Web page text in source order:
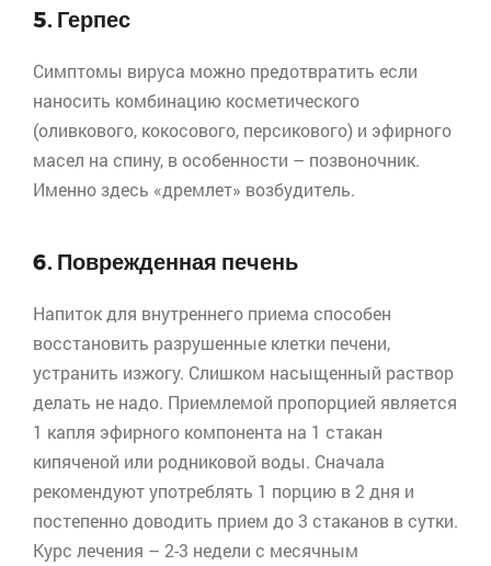
5. Герпес
Симптомы вируса можно предотвратить если
наносить комбинацию косметического
(оливкового, кокосового, персикового) и эфирного
масел на спину, в особенности – позвоночник.
Именно здесь «дремлет» возбудитель.
6. Поврежденная печень
Напиток для внутреннего приема способен
восстановить разрушенные клетки печени,
устранить изжогу. Слишком насыщенный раствор
делать не надо. Приемлемой пропорцией является
1 капля эфирного компонента на 1 стакан
кипяченой или родниковой воды. Сначала
рекомендуют употреблять 1 порцию в 2 дня и
постепенно доводить прием до 3 стаканов в сутки.
Курс лечения – 2-3 недели с месячным